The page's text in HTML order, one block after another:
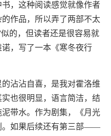
，这种阅读感觉就像作者
作品，所以弄了两部不太
的，但读者还是很容易就
，写了一本《寒冬夜行
沾沾自喜，是我对霍洛维
也很明显，语言简洁，结
带水。作为剧集，《月光
。如果后续还有第三部——